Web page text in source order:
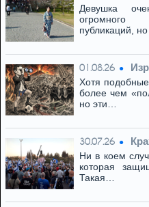
Девушка
огромного
публикаций,
01.08.26
Хотя
более чем
но эти…
30.07.26
Ни в коем
которая
Такая…